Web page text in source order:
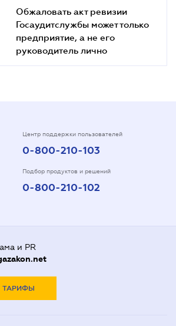
Обжаловать акт ревизии
Госаудитслужбы может только
предприятие, а не его
руководитель лично
Центр поддержки пользователей
0-800-210-103
Подбор продуктов и решений
0-800-210-102
и PR
ТАРИФЫ